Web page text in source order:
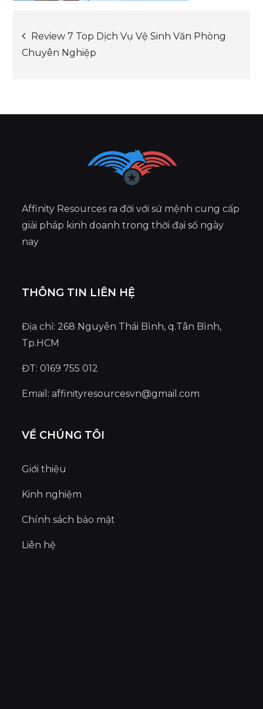
Post
Review 7 Top Dịch Vụ Vệ Sinh Văn Phòng
Chuyên Nghiệp
Affinity Resources ra đời với sứ mệnh cung cấp
giải pháp kinh doanh trong thời đại số ngày
nay
THÔNG TIN LIÊN HỆ
Địa chỉ: 268 Nguyễn Thái Bình, q.Tân Bình,
Tp.HCM
ĐT: 0169 755 012
Email:affinityresourcesvn@gmail.com
VỀ CHÚNG TÔI
Giới thiệu
Kinh nghiệm
Chính sách bảo mật
Liên hệ